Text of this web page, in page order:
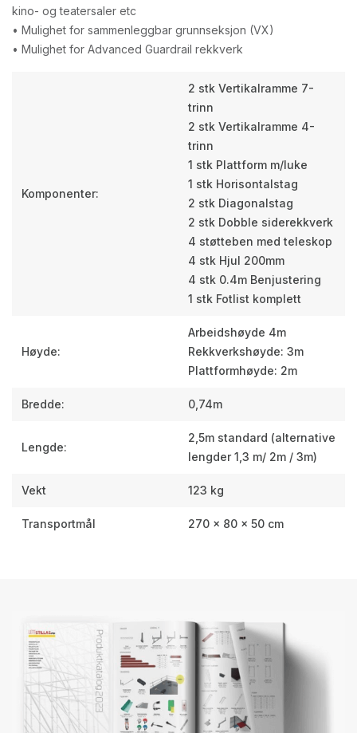
kino- og teatersaler etc
• Mulighet for sammenleggbar grunnseksjon (VX)
• Mulighet for Advanced Guardrail rekkverk
Komponenter:
2 stk Vertikalramme 7-
trinn
2 stk Vertikalramme 4-
trinn
1 stk Plattform m/luke
1 stk Horisontalstag
2 stk Diagonalstag
2 stk Dobble siderekkverk
4 støtteben med teleskop
4 stk Hjul 200mm
4 stk 0.4m Benjustering
1 stk Fotlist komplett
Høyde:
Arbeidshøyde 4m
Rekkverkshøyde: 3m
Plattformhøyde: 2m
Bredde: 0,74m
Lengde:
2,5m standard (alternative
lengder 1,3 m/ 2m / 3m)
Vekt 123 kg
Transportmål 270 × 80 × 50 cm